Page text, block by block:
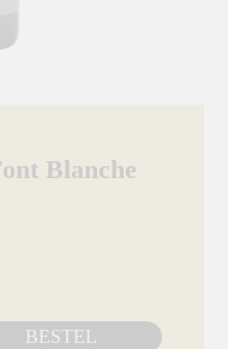
Blanche
BESTEL